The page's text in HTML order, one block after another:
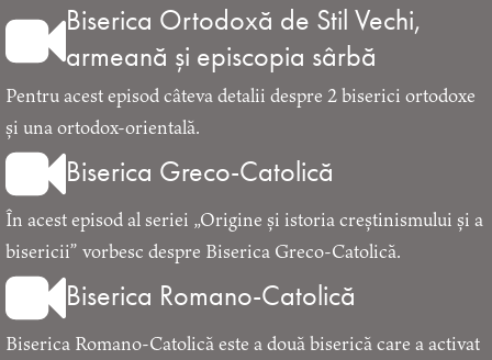
Biserica Ortodoxă de Stil Vechi,
armeană și episcopia sârbă
Pentru acest episod câteva detalii despre 2 biserici ortodoxe
și una ortodox-orientală.
Biserica Greco-Catolică
În acest episod al seriei „Origine și istoria creștinismului și a
bisericii” vorbesc despre Biserica Greco-Catolică.
Biserica Romano-Catolică
Biserica Romano-Catolică este a două biserică care a activat